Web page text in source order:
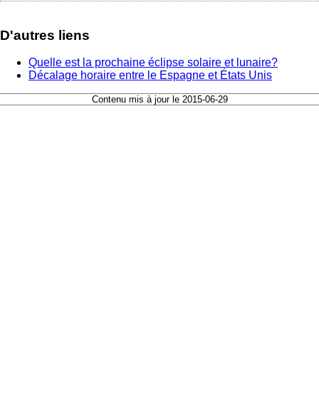
D'autres liens
Quelle est la prochaine éclipse solaire et lunaire?
Décalage horaire entre le Espagne et États Unis
Contenu mis à jour le 2015-06-29